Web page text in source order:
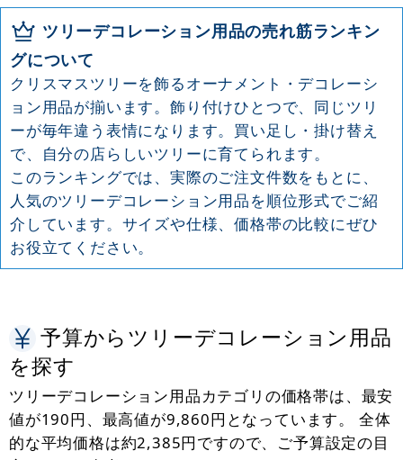
ツリーデコレーション用品の売れ筋ランキン
グについて
クリスマスツリーを飾るオーナメント・デコレーシ
ョン用品が揃います。飾り付けひとつで、同じツリ
ーが毎年違う表情になります。買い足し・掛け替え
で、自分の店らしいツリーに育てられます。
このランキングでは、実際のご注文件数をもとに、
人気のツリーデコレーション用品を順位形式でご紹
介しています。サイズや仕様、価格帯の比較にぜひ
お役立てください。
予算からツリーデコレーション用品
を探す
ツリーデコレーション用品カテゴリの価格帯は、最安
値が190円、最高値が9,860円となっています。 全体
的な平均価格は約2,385円ですので、ご予算設定の目